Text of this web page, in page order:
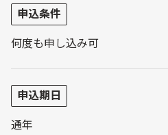
申込条件
何度も申し込み可
申込期日
通年